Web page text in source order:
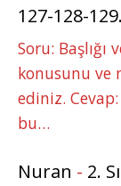
127-128-
Soru:
konusunu ve
ediniz.
bu…
Nuran - 2.